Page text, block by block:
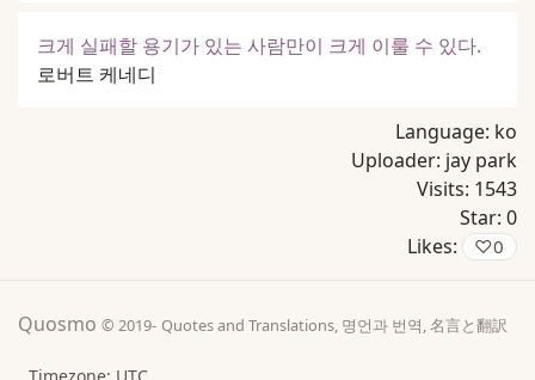
크게 실패할 용기가 있는 사람만이 크게 이룰 수 있다.
로버트 케네디
Language: ko
Uploader: jay park
Visits: 1543
Star: 0
Likes:
♡0
Quosmo © 2019- Quotes and Translations, 명언과 번역, 名言と翻訳